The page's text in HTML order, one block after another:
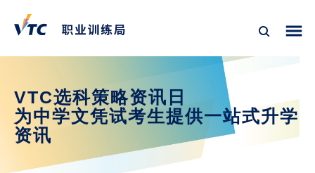
VTC选科策略资讯日
为中学文凭试考生提供一站式升学
资讯